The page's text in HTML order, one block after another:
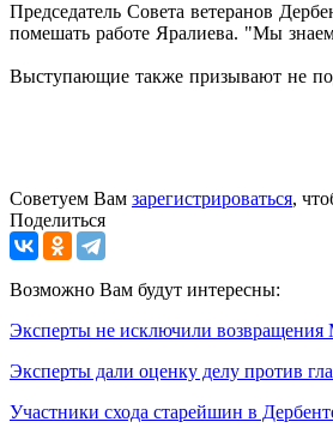
Председатель Совета ветеранов
помешать работе Яралиева. "Мы
Выступающие также призывают не
Советуем Вам зарегистрироваться,
Поделиться
Возможно Вам будут интересны:
Эксперты не исключили возвращения
Эксперты дали оценку делу против
Участники схода старейшин в